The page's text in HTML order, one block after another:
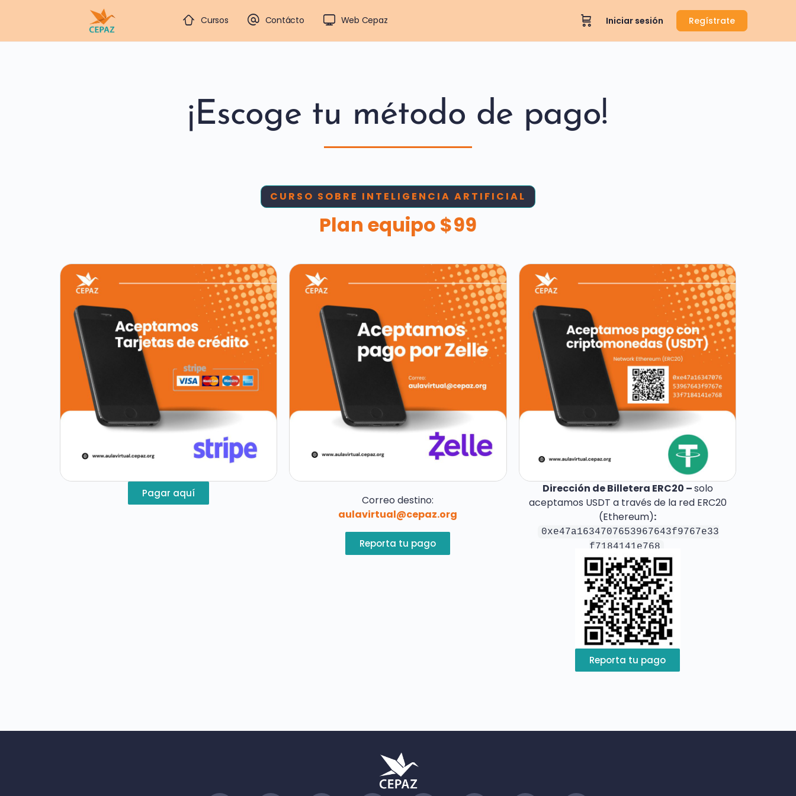
Cursos Contácto Web Cepaz Iniciar sesión Regístrate
¡Escoge tu método de pago!
CURSO SOBRE INTELIGENCIA ARTIFICIAL
Plan equipo $99
Pagar aquí
Correo destino:
aulavirtual@cepaz.org
Reporta tu pago
Dirección de Billetera ERC20 –solo
aceptamos USDT a través de la red ERC20
(Ethereum):
0xe47a1634707653967643f9767e33
f7184141e768
Reporta tu pago